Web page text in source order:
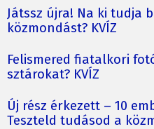
Játssz újra! Na ki tudja
közmondást? KVÍZ
Felismered fiatalkori
sztárokat? KVÍZ
Új rész érkezett – 10
Teszteld tudásod a